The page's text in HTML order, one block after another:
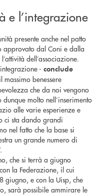
e l’integrazione
presente anche nel patto
approvato dal Coni e dalla
dell’associazione.
- conclude
benessere
che da noi vengono
molto nell’inserimento
alle varie esperienze e
ci sta dando grandi
nel fatto che la base si
un grande numero di
che si terrà a giugno
la Federazione, il cui
giugno, e con la Uisp, che
sarà possibile ammirare le